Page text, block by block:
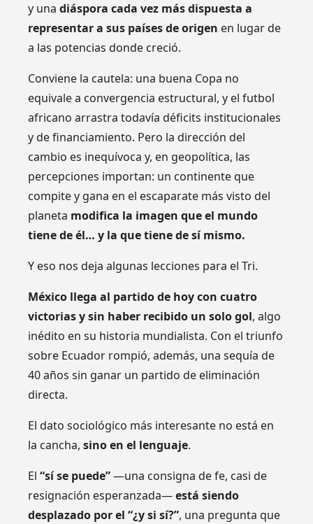
y unadiáspora cada vez más dispuesta a
representar a sus países de origen en lugar de
a las potencias donde creció.
Conviene la cautela: una buena Copa no
equivale a convergencia estructural, y el futbol
africano arrastra todavía déficits institucionales
y de financiamiento. Pero la dirección del
cambio es inequívoca y, en geopolítica, las
percepciones importan: un continente que
compite y gana en el escaparate más visto del
planeta modifica la imagen que el mundo
tiene de él… y la que tiene de sí mismo.
Y eso nos deja algunas lecciones para el Tri.
México llega al partido de hoy con cuatro
victorias y sin haber recibido un solo gol, algo
inédito en su historia mundialista. Con el triunfo
sobre Ecuador rompió, además, una sequía de
40 años sin ganar un partido de eliminación
directa.
El dato sociológico más interesante no está en
la cancha,sino en el lenguaje.
El“sí se puede”—una consigna de fe, casi de
resignación esperanzada—está siendo
desplazado por el “¿y si sí?”, una pregunta que